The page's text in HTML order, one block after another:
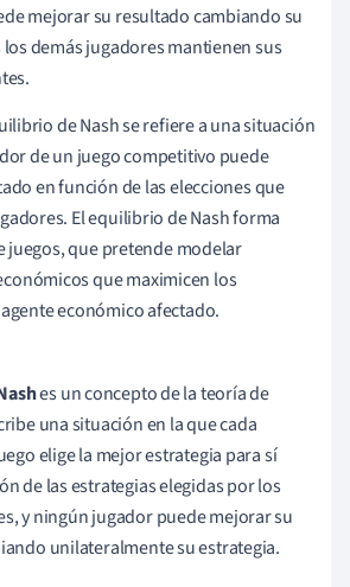
mejorar su resultado cambiando su
demás jugadores mantienen sus
de Nash se refiere a una situación
de un juego competitivo puede
en función de las elecciones que
El equilibrio de Nash forma
juegos, que pretende modelar
que maximicen los
económico afectado.
es un concepto de la teoría de
una situación en la que cada
elige la mejor estrategia para sí
de las estrategias elegidas por los
y ningún jugador puede mejorar su
unilateralmente su estrategia.